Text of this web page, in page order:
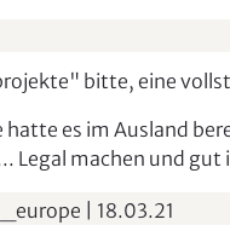
bitte, eine
es im Ausland
Legal machen und gut
18.03.21